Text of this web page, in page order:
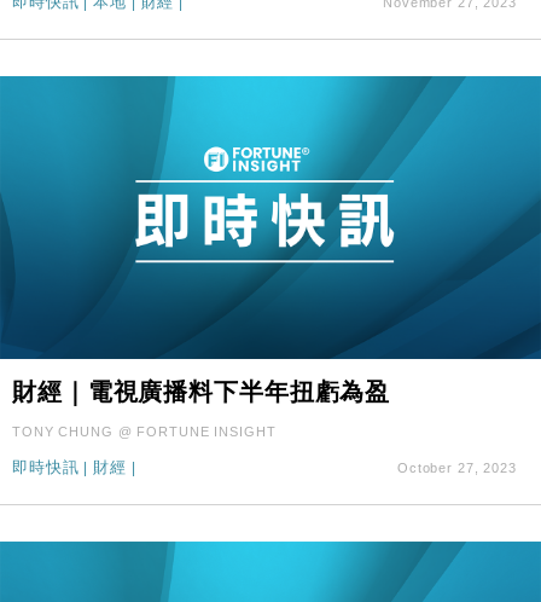
財經｜電視廣播料下半年扭虧為盈
TONY CHUNG @ FORTUNE INSIGHT
即時快訊 財經 October 27, 2023